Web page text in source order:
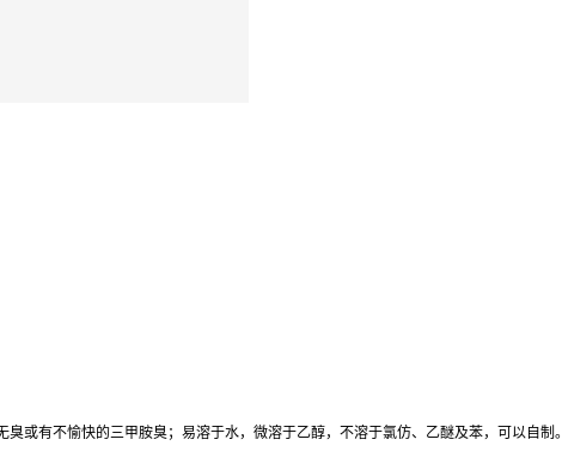
或有不愉快的三甲胺臭；易溶于水，微溶于乙醇，不溶于氯仿、乙醚及苯，可以自制。